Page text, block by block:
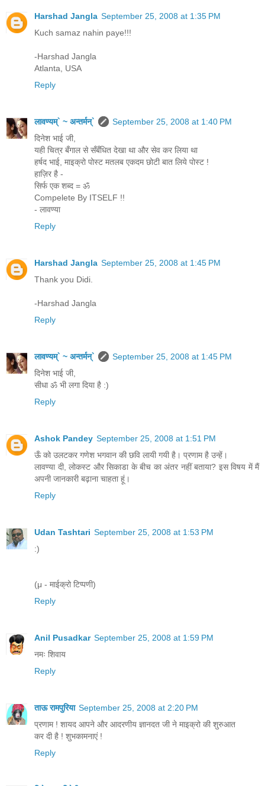
Harshad Jangla September 25, 2008 at 1:35 PM
Kuch samaz nahin paye!!!
-Harshad Jangla
Atlanta, USA
Reply
लावण्यम्` ~ अन्तर्मन्`
September 25, 2008 at 1:40 PM
दिनेश भाई जी,
यही चित्र बँगाल से सँबँधित देखा था और सेव कर लिया था
हर्षद भाई, माइक्रो पोस्ट मतलब एकदम छोटी बात लिये पोस्ट !
हाज़िर है -
सिर्फ एक शब्द = ॐ
Compelete By ITSELF !!
- लावण्या
Reply
Harshad Jangla September 25, 2008 at 1:45 PM
Thank you Didi.
-Harshad Jangla
Reply
लावण्यम्` ~ अन्तर्मन्`
September 25, 2008 at 1:45 PM
दिनेश भाई जी,
सीधा ॐ भी लगा दिया है :)
Reply
Ashok Pandey September 25, 2008 at 1:51 PM
ऊँ को उलटकर गणेश भगवान की छवि लायी गयी है। प्रणाम है उन्‍हें।
लावण्‍या दी, लोकस्‍ट और सिकाडा के बीच का अंतर नहीं बताया? इस विषय में मैं
अपनी जानकारी बढ़ाना चाहता हूं।
Reply
Udan Tashtari September 25, 2008 at 1:53 PM
:)
(μ - माईक्रो टिप्पणी)
Reply
Anil Pusadkar September 25, 2008 at 1:59 PM
नमः शिवाय
Reply
ताऊ रामपुरिया September 25, 2008 at 2:20 PM
प्रणाम ! शायद आपने और आदरणीय ज्ञानदत जी ने माइक्रो की शुरुआत
कर दी है ! शुभकामनाएं !
Reply